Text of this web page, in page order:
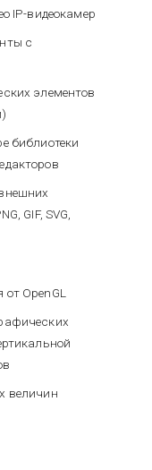
IP-видеокамер
с
элементов
библиотеки
GIF, SVG,
OpenGL
величин